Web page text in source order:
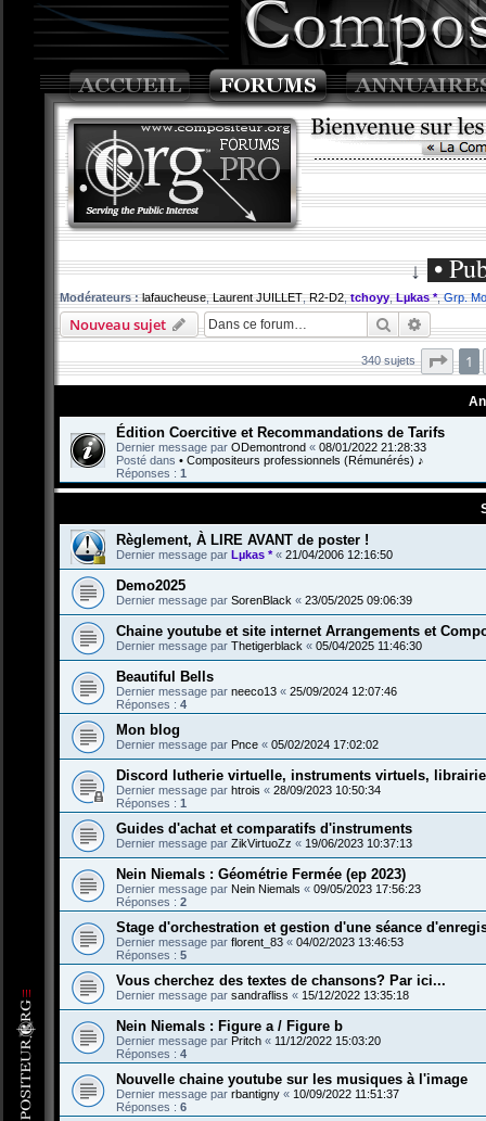
↓ •
Modérateurs : lafaucheuse,Laurent JUILLET,R2-D2,tchoyy,Lµkas *,Grp.
Nouveau sujet Rechercher
340 sujets Page
1
Édition Coercitive et Recommandations de Tarifs
Dernier message par ODemontrond « 08/01/2022 21:28:33
Posté dans • Compositeurs professionnels (Rémunérés) ♪
Réponses : 1
Règlement, À LIRE AVANT de poster !
Dernier message par Lµkas *« 21/04/2006 12:16:50
Demo2025
Dernier message par SorenBlack « 23/05/2025 09:06:39
Chaine youtube et site internet Arrangements et
Dernier message par Thetigerblack « 05/04/2025 11:46:30
Beautiful Bells
Dernier message par neeco13 « 25/09/2024 12:07:46
Réponses : 4
Mon blog
Dernier message par Pnce « 05/02/2024 17:02:02
Discord lutherie virtuelle, instruments virtuels,
Dernier message par htrois « 28/09/2023 10:50:34
Réponses : 1
Guides d'achat et comparatifs d'instruments
Dernier message par ZikVirtuoZz « 19/06/2023 10:37:13
Nein Niemals : Géométrie Fermée (ep 2023)
Dernier message par Nein Niemals « 09/05/2023 17:56:23
Réponses : 2
Stage d'orchestration et gestion d'une séance
Dernier message par florent_83 « 04/02/2023 13:46:53
Réponses : 5
Vous cherchez des textes de chansons? Par ici...
Dernier message par sandrafliss « 15/12/2022 13:35:18
Nein Niemals : Figure a / Figure b
Dernier message par Pritch « 11/12/2022 15:03:20
Réponses : 4
Nouvelle chaine youtube sur les musiques à l'image
Dernier message par rbantigny « 10/09/2022 11:51:37
Réponses : 6